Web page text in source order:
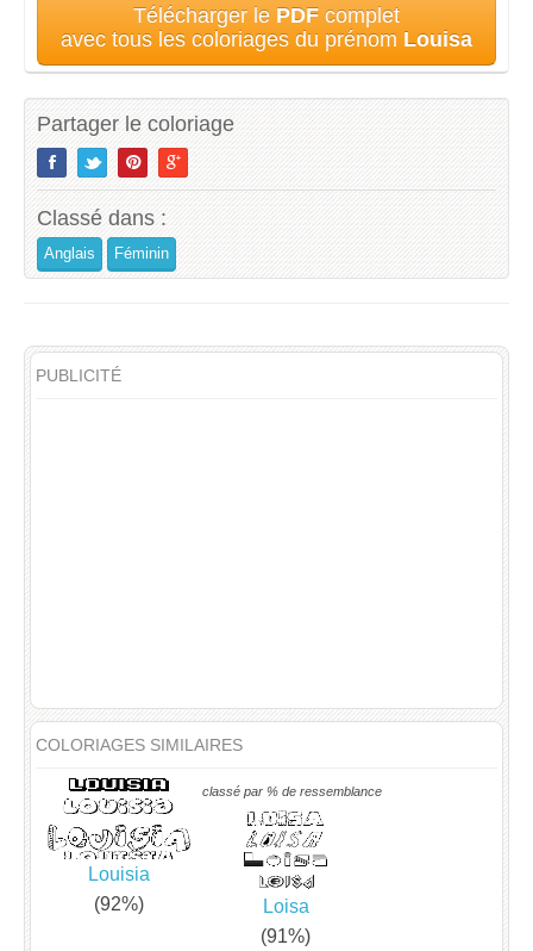
Télécharger le PDF complet
avec tous les coloriages du prénom Louisa
Partager le coloriage
Classé dans :
Anglais Féminin
PUBLICITÉ
COLORIAGES SIMILAIRES
classé par % de ressemblance
Louisia
(92%)
Loisa
(91%)